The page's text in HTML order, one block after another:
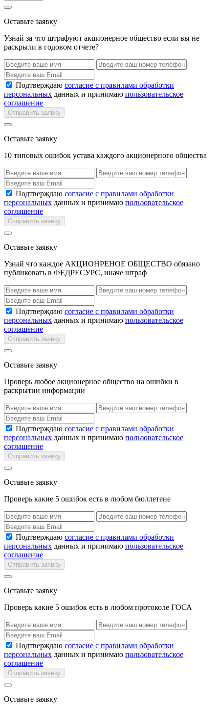
Оставьте заявку
Узнай за что штрафуют акционерное общество если вы не
раскрыли в годовом отчете?
Подтверждаю согласие с правилами обработки
персональных данных и принимаю пользовательское
соглашение
Отправить заявку
Оставьте заявку
10 типовых ошибок устава каждого акционерного общества
Подтверждаю согласие с правилами обработки
персональных данных и принимаю пользовательское
соглашение
Отправить заявку
Оставьте заявку
Узнай что каждое АКЦИОНРЕНОЕ ОБЩЕСТВО обязано
публиковать в ФЕДРЕСУРС, иначе штраф
Подтверждаю согласие с правилами обработки
персональных данных и принимаю пользовательское
соглашение
Отправить заявку
Оставьте заявку
Проверь любое акционерное общество на ошибки в
раскрытии информации
Подтверждаю согласие с правилами обработки
персональных данных и принимаю пользовательское
соглашение
Отправить заявку
Оставьте заявку
Проверь какие 5 ошибок есть в любом бюллетене
Подтверждаю согласие с правилами обработки
персональных данных и принимаю пользовательское
соглашение
Отправить заявку
Оставьте заявку
Проверь какие 5 ошибок есть в любом протоколе ГОСА
Подтверждаю согласие с правилами обработки
персональных данных и принимаю пользовательское
соглашение
Отправить заявку
Оставьте заявку